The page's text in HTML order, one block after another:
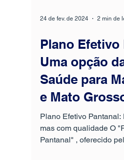
exterior
sejam produtos adequados para todos os
perfis de pessoas, tem
mais comum ver b